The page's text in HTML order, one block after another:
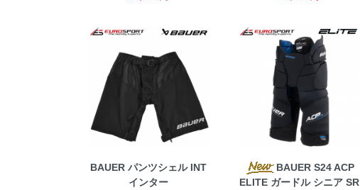
BAUER パンツシェル INT
インター
BAUER S24 ACP
ELITE ガードル シニア SR